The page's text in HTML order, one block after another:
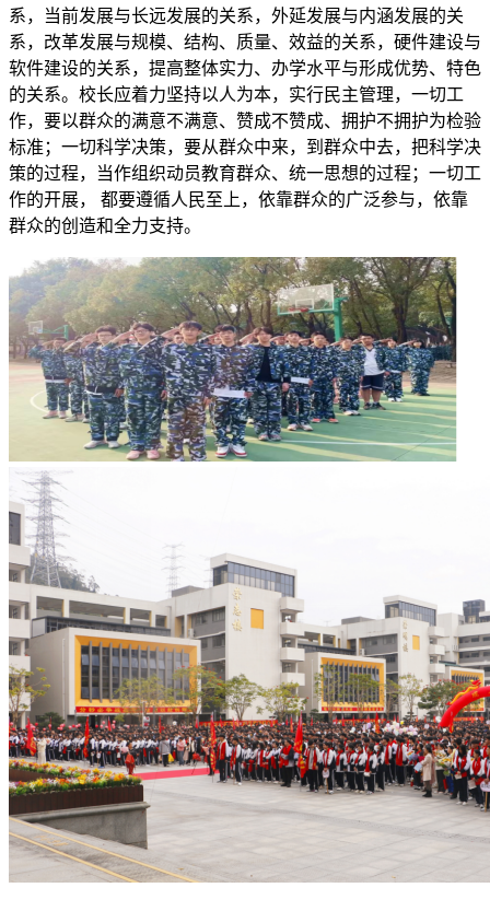
系，当前发展与长远发展的关系，外延发展与内涵发展的关
系，改革发展与规模、结构、质量、效益的关系，硬件建设与
软件建设的关系，提高整体实力、办学水平与形成优势、特色
的关系。校长应着力坚持以人为本，实行民主管理，一切工
作，要以群众的满意不满意、赞成不赞成、拥护不拥护为检验
标准；一切科学决策，要从群众中来，到群众中去，把科学决
策的过程，当作组织动员教育群众、统一思想的过程；一切工
作的开展， 都要遵循人民至上，依靠群众的广泛参与，依靠
群众的创造和全力支持。